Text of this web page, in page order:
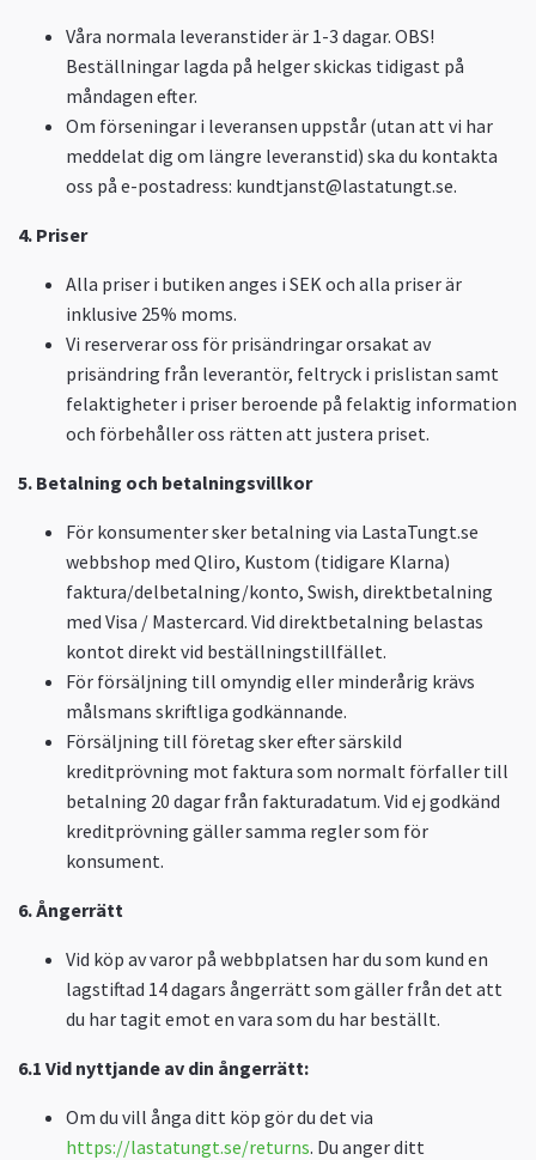
Våra normala leveranstider är 1-3 dagar. OBS!
Beställningar lagda på helger skickas tidigast på
måndagen efter.
Om förseningar i leveransen uppstår (utan att vi har
meddelat dig om längre leveranstid) ska du kontakta
oss på e-postadress: kundtjanst@lastatungt.se.
4. Priser
Alla priser i butiken anges i SEK och alla priser är
inklusive 25% moms.
Vi reserverar oss för prisändringar orsakat av
prisändring från leverantör, feltryck i prislistan samt
felaktigheter i priser beroende på felaktig information
och förbehåller oss rätten att justera priset.
5. Betalning och betalningsvillkor
För konsumenter sker betalning via LastaTungt.se
webbshop med Qliro, Kustom (tidigare Klarna)
faktura/delbetalning/konto, Swish, direktbetalning
med Visa / Mastercard. Vid direktbetalning belastas
kontot direkt vid beställningstillfället.
För försäljning till omyndig eller minderårig krävs
målsmans skriftliga godkännande.
Försäljning till företag sker efter särskild
kreditprövning mot faktura som normalt förfaller till
betalning 20 dagar från fakturadatum. Vid ej godkänd
kreditprövning gäller samma regler som för
konsument.
6. Ångerrätt
Vid köp av varor på webbplatsen har du som kund en
lagstiftad 14 dagars ångerrätt som gäller från det att
du har tagit emot en vara som du har beställt.
6.1 Vid nyttjande av din ångerrätt:
Om du vill ånga ditt köp gör du det via
https://lastatungt.se/returns. Du anger ditt